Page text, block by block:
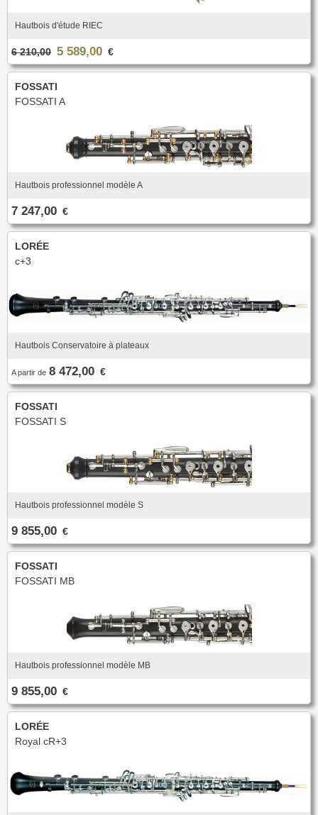
Hautbois d'étude RIEC
6 210,00 5 589,00 €
FOSSATI
FOSSATI A
Hautbois professionnel modèle A
7 247,00 €
LORÉE
c+3
Hautbois Conservatoire à plateaux
A partir de 8 472,00 €
FOSSATI
FOSSATI S
Hautbois professionnel modèle S
9 855,00 €
FOSSATI
FOSSATI MB
Hautbois professionnel modèle MB
9 855,00 €
LORÉE
Royal cR+3